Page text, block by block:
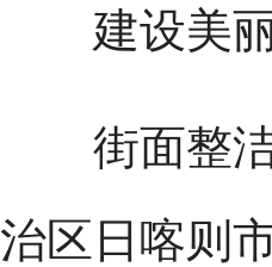
建设美丽
街面整洁
治区日喀则